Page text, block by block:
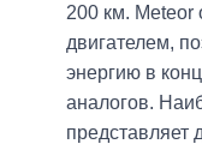
200 км.
двигателем,
энергию в
аналогов.
представляет